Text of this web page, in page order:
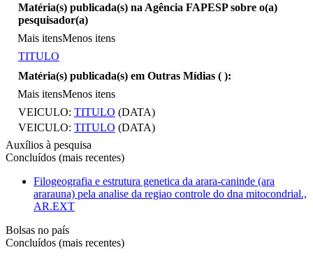
Matéria(s) publicada(s) na Agência FAPESP sobre o(a)
pesquisador(a)
Mais itensMenos itens
TITULO
Matéria(s) publicada(s) em Outras Mídias ( ):
Mais itensMenos itens
VEICULO: TITULO (DATA)
VEICULO: TITULO (DATA)
Auxílios à pesquisa
Concluídos (mais recentes)
Filogeografia e estrutura genetica da arara-caninde (ara
ararauna) pela analise da regiao controle do dna mitocondrial.,
AR.EXT
Bolsas no país
Concluídos (mais recentes)